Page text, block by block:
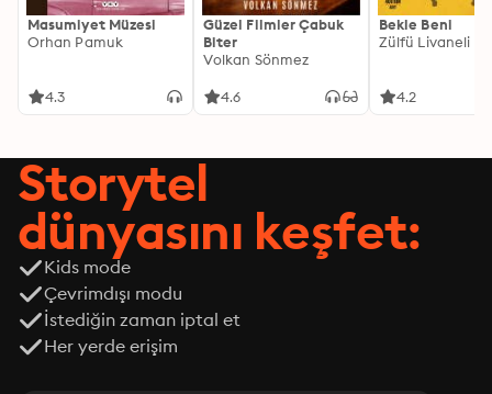
Masumiyet Müzesi
Orhan Pamuk
4.3
Güzel Filmler Çabuk
Biter
Volkan Sönmez
4.6
Bekle Beni
Zülfü Livaneli
4.2
Storytel
dünyasını keşfet:
Kids mode
Çevrimdışı modu
İstediğin zaman iptal et
Her yerde erişim